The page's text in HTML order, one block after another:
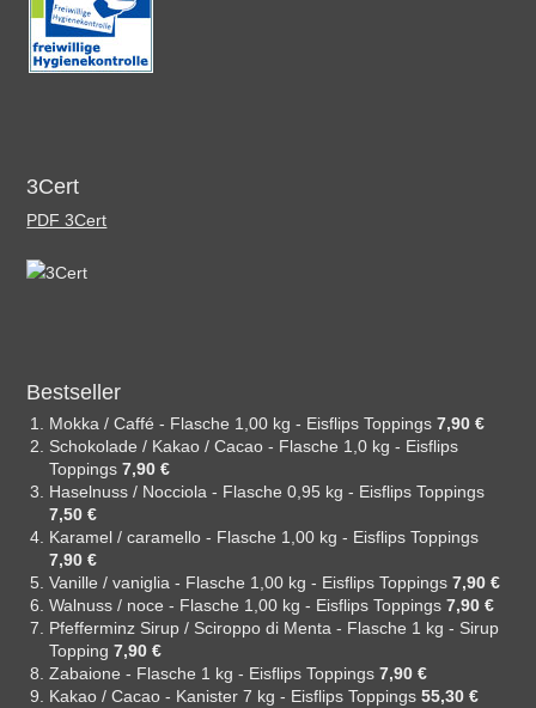
3Cert
PDF 3Cert
Bestseller
Mokka / Caffé - Flasche 1,00 kg - Eisflips Toppings7,90 €
Schokolade / Kakao / Cacao - Flasche 1,0 kg - Eisflips
Toppings7,90 €
Haselnuss / Nocciola - Flasche 0,95 kg - Eisflips Toppings
7,50 €
Karamel / caramello - Flasche 1,00 kg - Eisflips Toppings
7,90 €
Vanille / vaniglia - Flasche 1,00 kg - Eisflips Toppings7,90 €
Walnuss / noce - Flasche 1,00 kg - Eisflips Toppings7,90 €
Pfefferminz Sirup / Sciroppo di Menta - Flasche 1 kg - Sirup
Topping7,90 €
Zabaione - Flasche 1 kg - Eisflips Toppings7,90 €
Kakao / Cacao - Kanister 7 kg - Eisflips Toppings55,30 €